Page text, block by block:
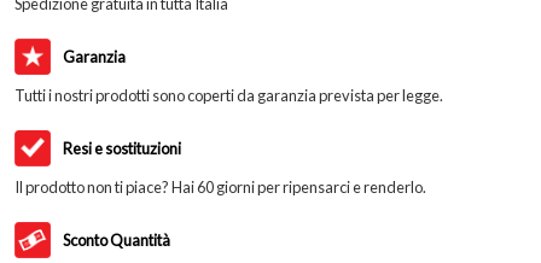
Garanzia
Tutti i nostri prodotti sono coperti da garanzia prevista per legge.
Resi e sostituzioni
Il prodotto non ti piace? Hai 60 giorni per ripensarci e renderlo.
Sconto Quantità